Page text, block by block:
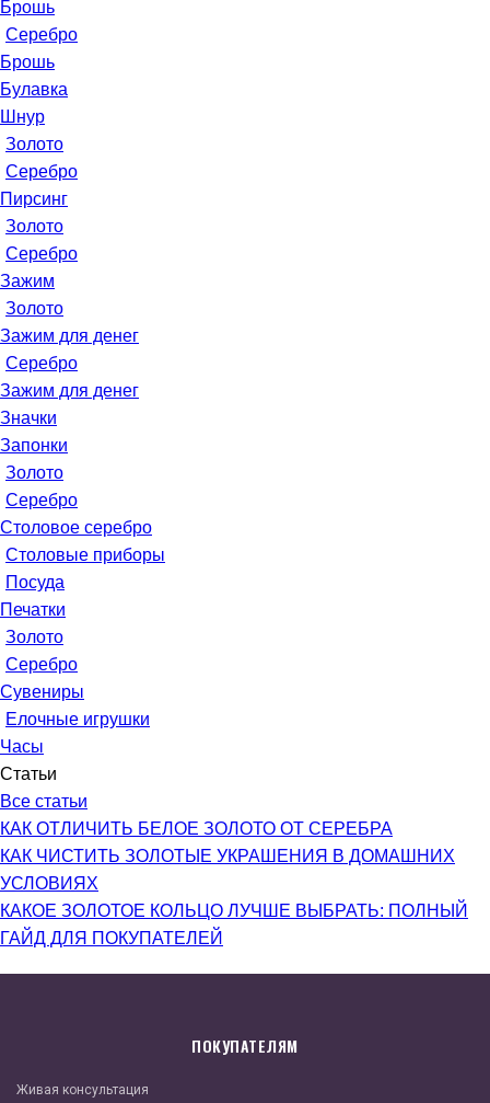
Брошь
Серебро
Брошь
Булавка
Шнур
Золото
Серебро
Пирсинг
Золото
Серебро
Зажим
Золото
Зажим для денег
Серебро
Зажим для денег
Значки
Запонки
Золото
Серебро
Столовое серебро
Столовые приборы
Посуда
Печатки
Золото
Серебро
Сувениры
Елочные игрушки
Часы
Статьи
Все статьи
КАК ОТЛИЧИТЬ БЕЛОЕ ЗОЛОТО ОТ СЕРЕБРА
КАК ЧИСТИТЬ ЗОЛОТЫЕ УКРАШЕНИЯ В ДОМАШНИХ
УСЛОВИЯХ
КАКОЕ ЗОЛОТОЕ КОЛЬЦО ЛУЧШЕ ВЫБРАТЬ: ПОЛНЫЙ
ГАЙД ДЛЯ ПОКУПАТЕЛЕЙ
ПОКУПАТЕЛЯМ
Живая консультация